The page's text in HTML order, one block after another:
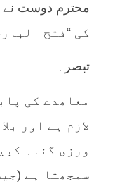
کی “فتح
تبصرہ
معاھدے کی
لازم ہے اور
ورزی گناہ
سمجھتا ہے